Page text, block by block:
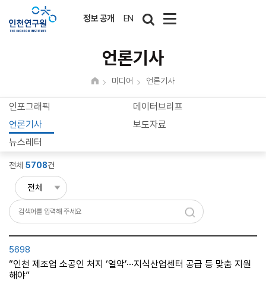
정보 공개 EN
언론기사
미디어 언론기사
인포그래픽
데이터브리프
언론기사
보도자료
뉴스레터
전체 5708건
5698
“인천 제조업 소공인 처지 ‘열악’···지식산업센터 공급 등 맞춤 지원
해야”